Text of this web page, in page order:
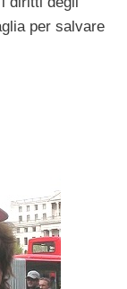
per salvare